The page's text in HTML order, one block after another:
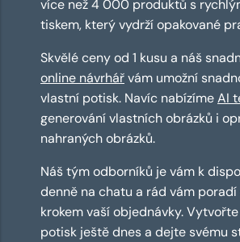
více než 4 000 produktů s
tiskem, který vydrží opakované
Skvělé ceny od 1 kusu a náš
online návrhářvám umožní
vlastní potisk. Navíc nabízímeAI
generování vlastních obrázků i
nahraných obrázků.
Náš tým odborníků je vám k
denně na chatu a rád vám poradí
krokem vaší objednávky.
potisk ještě dnes a dejte svému